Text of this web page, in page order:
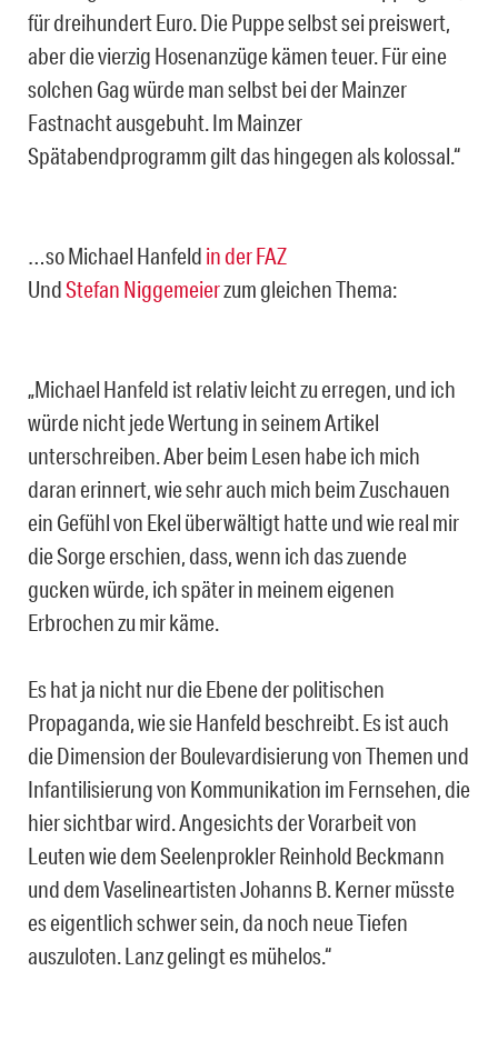
für dreihundert Euro. Die Puppe selbst sei preiswert,
aber die vierzig Hosenanzüge kämen teuer. Für eine
solchen Gag würde man selbst bei der Mainzer
Fastnacht ausgebuht. Im Mainzer
Spätabendprogramm gilt das hingegen als kolossal.“
…so Michael Hanfeld in der FAZ
UndStefan Niggemeierzum gleichen Thema:
„Michael Hanfeld ist relativ leicht zu erregen, und ich
würde nicht jede Wertung in seinem Artikel
unterschreiben. Aber beim Lesen habe ich mich
daran erinnert, wie sehr auch mich beim Zuschauen
ein Gefühl von Ekel überwältigt hatte und wie real mir
die Sorge erschien, dass, wenn ich das zuende
gucken würde, ich später in meinem eigenen
Erbrochen zu mir käme.
Es hat ja nicht nur die Ebene der politischen
Propaganda, wie sie Hanfeld beschreibt. Es ist auch
die Dimension der Boulevardisierung von Themen und
Infantilisierung von Kommunikation im Fernsehen, die
hier sichtbar wird. Angesichts der Vorarbeit von
Leuten wie dem Seelenprokler Reinhold Beckmann
und dem Vaselineartisten Johanns B. Kerner müsste
es eigentlich schwer sein, da noch neue Tiefen
auszuloten. Lanz gelingt es mühelos.“